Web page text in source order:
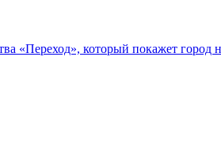
который покажет город